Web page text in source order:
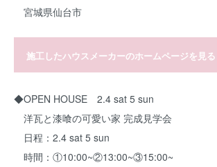
宮城県仙台市
施工したハウスメーカーのホームページを見
◆OPEN HOUSE 2.4 sat 5 sun
洋瓦と漆喰の可愛い家 完成見学会
日程：2.4 sat 5 sun
時間：①10:00~②13:00~③15:00~